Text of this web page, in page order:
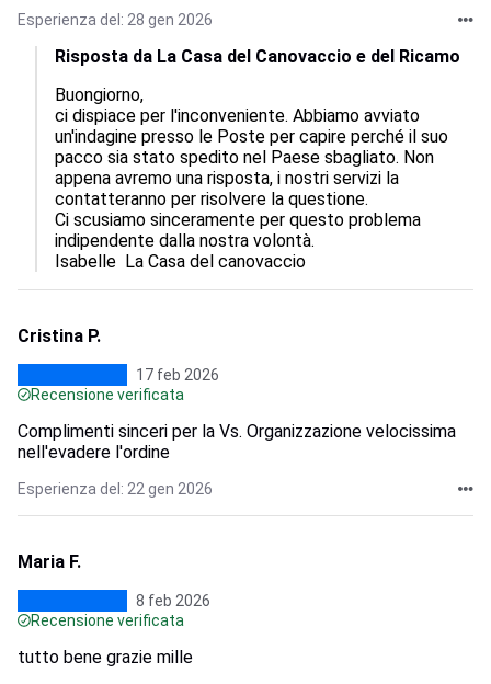
Esperienza del: 28 gen 2026
Risposta da La Casa del Canovaccio e del Ricamo
Buongiorno,
ci dispiace per l'inconveniente. Abbiamo avviato
un'indagine presso le Poste per capire perché il suo
pacco sia stato spedito nel Paese sbagliato. Non
appena avremo una risposta, i nostri servizi la
contatteranno per risolvere la questione.
Ci scusiamo sinceramente per questo problema
indipendente dalla nostra volontà.
Isabelle  La Casa del canovaccio
Cristina P.
17 feb 2026
Recensione verificata
Complimenti sinceri per la Vs. Organizzazione velocissima
nell'evadere l'ordine
Esperienza del: 22 gen 2026
Maria F.
8 feb 2026
Recensione verificata
tutto bene grazie mille